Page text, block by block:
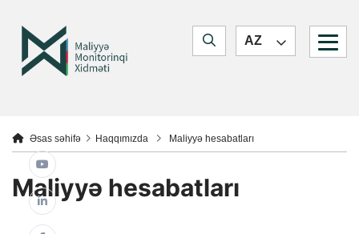
Jump to search form
Jump to main navigation
Maliyyə Monitorinq Xidməti
AZ
You are here:
Əsas səhifə Haqqımızda Maliyyə hesabatları
Maliyyə hesabatları